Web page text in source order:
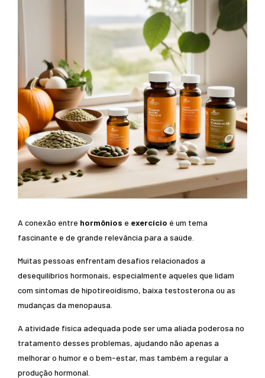
A conexão entre hormônios e exercício é um tema
fascinante e de grande relevância para a saúde.
Muitas pessoas enfrentam desafios relacionados a
desequilíbrios hormonais, especialmente aqueles que lidam
com sintomas de hipotireoidismo, baixa testosterona ou as
mudanças da menopausa.
A atividade física adequada pode ser uma aliada poderosa no
tratamento desses problemas, ajudando não apenas a
melhorar o humor e o bem-estar, mas também a regular a
produção hormonal.